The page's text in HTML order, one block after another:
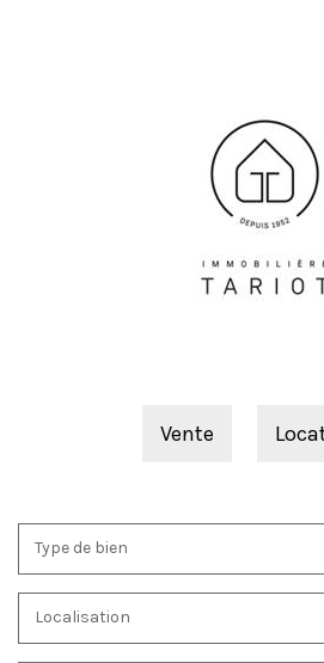
Vente
Type de bien
Localisation